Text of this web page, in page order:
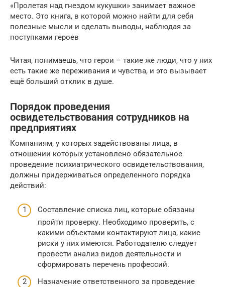
«Пролетая над гнездом кукушки» занимает важное
место. Это книга, в которой можно найти для себя
полезные мысли и сделать выводы, наблюдая за
поступками героев
Читая, понимаешь, что герои – такие же люди, что у них
есть такие же переживания и чувства, и это вызывает
ещё больший отклик в душе.
Порядок проведения
освидетельствования сотрудников на
предприятиях
Компаниям, у которых задействованы лица, в
отношении которых установлено обязательное
проведение психиатрического освидетельствования,
должны придерживаться определенного порядка
действий:
Составление списка лиц, которые обязаны
пройти проверку. Необходимо проверить, с
какими объектами контактируют лица, какие
риски у них имеются. Работодателю следует
провести анализ видов деятельности и
сформировать перечень профессий.
Назначение ответственного за проведение